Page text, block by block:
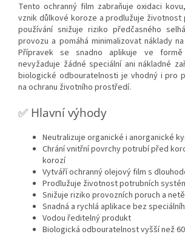
Tento ochranný film zabraňuje oxidaci
vznik důlkové koroze a prodlužuje životnost
používání snižuje riziko předčasného
provozu a pomáhá minimalizovat náklady
Přípravek se snadno aplikuje ve
nevyžaduje žádné speciální ani nákladné
biologické odbouratelnosti je vhodný i pro
na ochranu životního prostředí.
✅ Hlavní výhody
Neutralizuje organické i anorganické
Chrání vnitřní povrchy potrubí před
korozí
Vytváří ochranný olejový film s
Prodlužuje životnost potrubních
Snižuje riziko provozních poruch a
Snadná a rychlá aplikace bez
Vodou ředitelný produkt
Biologická odbouratelnost vyšší než 60